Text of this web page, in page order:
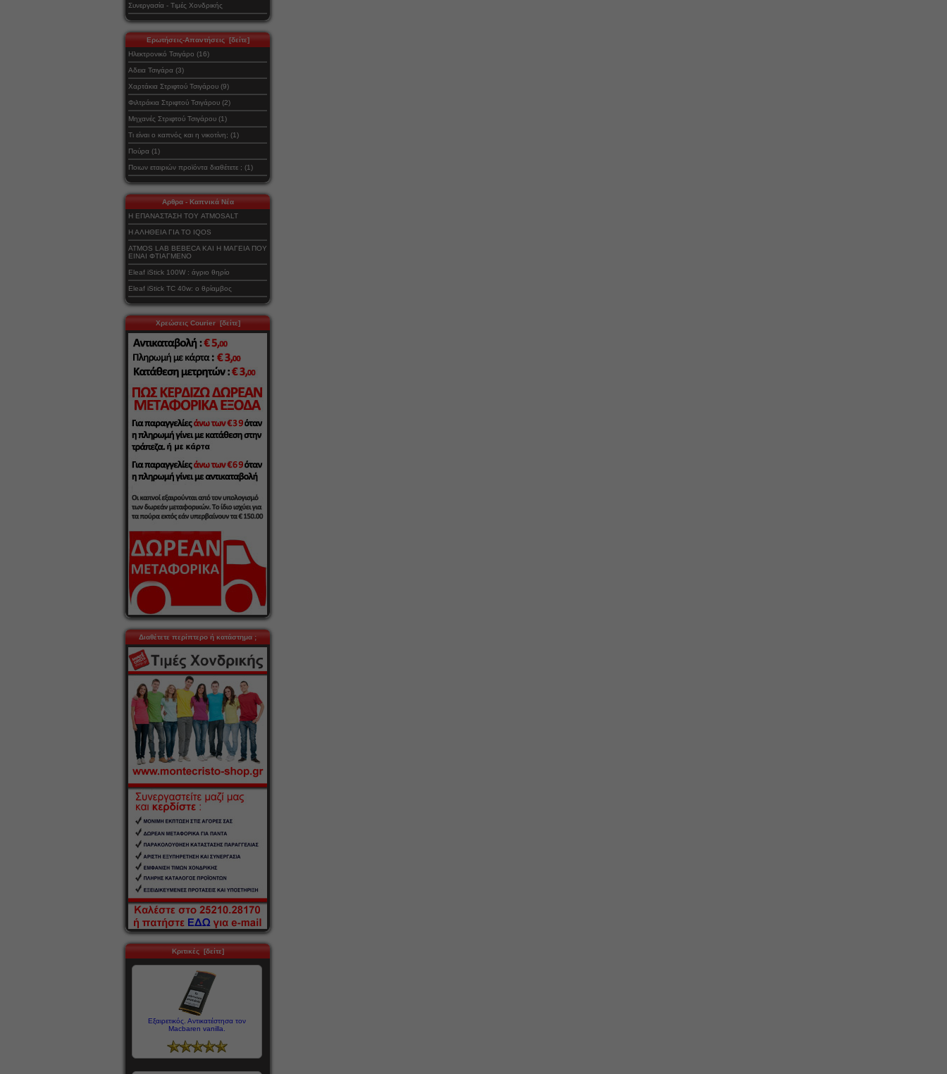
Συνεργασία - Τιμές Χονδρικής
Ερωτήσεις-Απαντήσεις [δείτε]
Ηλεκτρονικό Τσιγάρο (16)
Αδεια Τσιγάρα (3)
Χαρτάκια Στριφτού Τσιγάρου (9)
Φιλτράκια Στριφτού Τσιγάρου (2)
Μηχανές Στριφτού Τσιγάρου (1)
Τι είναι ο καπνός και η νικοτίνη; (1)
Πούρα (1)
Ποιων εταιριών προϊόντα διαθέτετε ; (1)
Αρθρα - Καπνικά Νέα
Η ΕΠΑΝΑΣΤΑΣΗ ΤΟΥ ATMOSALT
Η ΑΛΗΘΕΙΑ ΓΙΑ ΤΟ IQOS
ATMOS LAB BEBECA ΚΑΙ Η ΜΑΓΕΙΑ ΠΟΥ
ΕΙΝΑΙ ΦΤΙΑΓΜΕΝΟ
Eleaf iStick 100W : άγριο θηρίο
Eleaf iStick TC 40w: ο θρίαμβος
Χρεώσεις Courier [δείτε]
Διαθέτετε περίπτερο ή κατάστημα ;
Κριτικές [δείτε]
Εξαιρετικός. Αντικατέστησα τον
Macbaren vanilla.